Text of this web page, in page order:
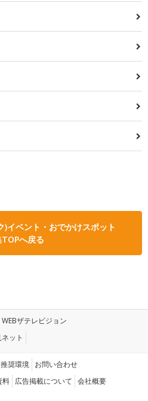
)イベント・おでかけスポット
へ戻る
WEBザテレビジョン
ット
推奨環境 お問い合わせ
料 広告掲載について 会社概要